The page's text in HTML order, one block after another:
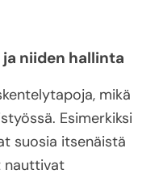
niiden hallinta
mikä
Esimerkiksi
suosia itsenäistä
nauttivat